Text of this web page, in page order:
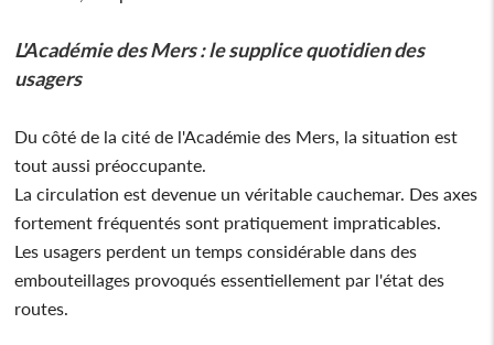
L'Académie des Mers : le supplice quotidien des
usagers
Du côté de la cité de l'Académie des Mers, la situation est
tout aussi préoccupante.
La circulation est devenue un véritable cauchemar. Des axes
fortement fréquentés sont pratiquement impraticables.
Les usagers perdent un temps considérable dans des
embouteillages provoqués essentiellement par l'état des
routes.